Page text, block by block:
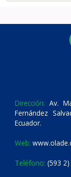
Dirección: Av.
Fernández
Ecuador.
Web:
Teléfono: (593